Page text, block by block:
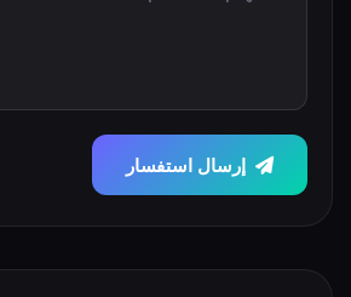
إرسال استفسار